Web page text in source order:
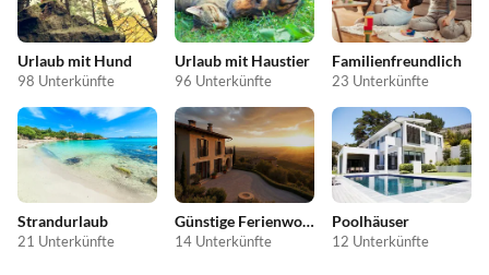
Urlaub mit Hund
98 Unterkünfte
Urlaub mit Haustier
96 Unterkünfte
Familienfreundlich
23 Unterkünfte
Strandurlaub
21 Unterkünfte
Günstige Ferienwohnungen
14 Unterkünfte
Poolhäuser
12 Unterkünfte